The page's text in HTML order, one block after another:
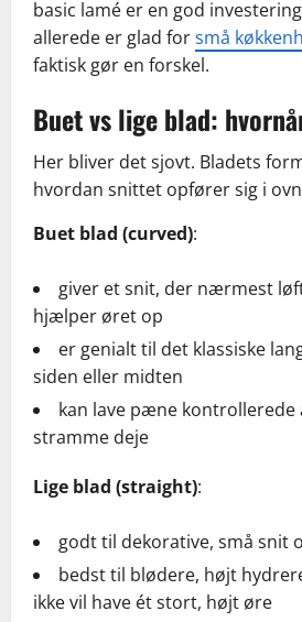
basic lamé er en god
allerede er glad forsmå
faktisk gør en forskel.
Buet vs lige blad:
Her bliver det sjovt. Bladets
hvordan snittet opfører sig i
Buet blad (curved):
giver et snit, der nærmest
hjælper øret op
er genialt til det klassiske
siden eller midten
kan lave pæne kontrollerede
stramme deje
Lige blad (straight):
godt til dekorative, små snit
bedst til blødere, højt
ikke vil have ét stort, højt øre